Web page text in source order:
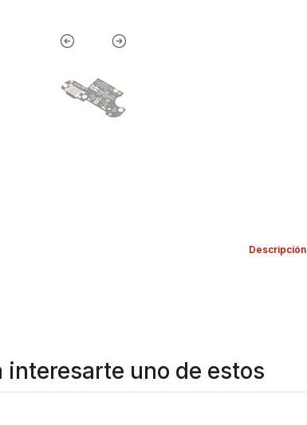
Descripción
interesarte uno de estos